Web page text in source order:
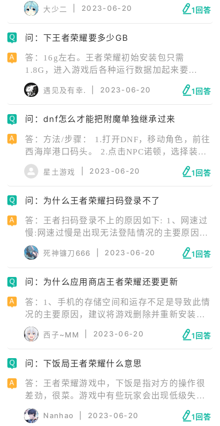
除。 3、然后打开王者荣耀，并选择微信登
录。 4、进入到游戏授权界面后，选择新建头
像，这样就可以独立更换头像了。 5、要注意
话，王者荣耀的头像就会重新进入同步状态。
大少二 2023-06-20 1回答
问：下王者荣耀要多少GB
答：16g左右。王者荣耀初始安装包只需
1.8G，进入游戏后各种运行数据加起来要
15g。另外还要考虑缓存，所以说王者荣耀内存
至少要16G，对设备配置的要求就比较高。
遇见及有幸. 2023-06-20 1回答
问：dnf怎么才能把附魔单独继承过来
答：方法/步骤： 1.打开DNF，移动角色，前往
西海岸港口码头。 2.点击NPC诺顿，选择装备
继承。 3.放入需要单独继承附魔的装备，点击
能力继承即可。
星土游戏 2023-06-20 1回答
问：为什么王者荣耀扫码登录不了
答：王者扫码登录不上的原因如下: 1、网速过
慢:网速过慢是出现无法登陆情况的主要原因，
WiFi不给力时，建议尝试使用2/3/4/5G连接。
2、手机配置较低:建议使用配置较高一点的手
机尝试qq是否能扫码登录王者荣耀。
死神镰刀666 2023-06-20 1回答
问：为什么应用商店王者荣耀还要更新
答：1、手机的存储空间和运存不足是导致此情
况的主要原因，建议将游戏删除并重新安装。
2、应用商店还没有来得及更新，官网更新以
后，应用商店会延迟一段时间才更新。 应用宝
里已经更新了最新版本的王者荣耀，游戏内的
更新大部分是一些小的优化升级，或者是资源
除频繁更新重新安装的麻烦。
西子~MM 2023-06-20 1回答
问：下饭局王者荣耀什么意思
答：王者荣耀游戏中，下饭是指对方的操作很
差劲，很菜。游戏中有些玩家会出现低级失误
的操作，就会被其他玩家嘲讽为下饭。例如闪
现撞墙，闪现移坟，空大等等。
Nanhao 2023-06-20 1回答